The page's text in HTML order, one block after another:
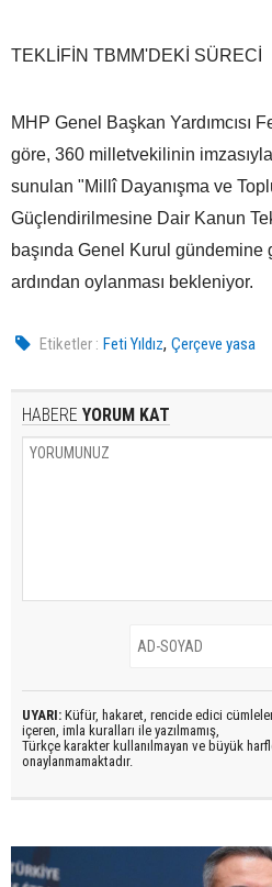
TEKLİFİN TBMM'DEKİ SÜRECİ
MHP Genel Başkan Yardımcısı
göre, 360 milletvekilinin
sunulan "Millî Dayanışma ve
Güçlendirilmesine Dair Kanun
başında Genel Kurul
ardından oylanması bekleniyor.
Etiketler : Feti Yıldız,Çerçeve yasa
HABERE YORUM KAT
UYARI: Küfür, hakaret, rencide edici
içeren, imla kuralları ile yazılmamış,
Türkçe karakter kullanılmayan ve büyük
onaylanmamaktadır.